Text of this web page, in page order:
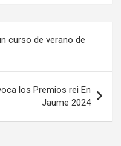
curso de verano de
los Premios rei En
Jaume 2024